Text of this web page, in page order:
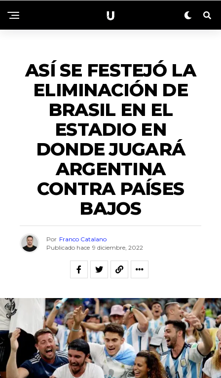
ASÍ SE FESTEJÓ LA
ELIMINACIÓN DE
BRASIL EN EL
ESTADIO EN
DONDE JUGARÁ
ARGENTINA
CONTRA PAÍSES
BAJOS
Por Franco Catalano
Publicado hace 9 diciembre, 2022